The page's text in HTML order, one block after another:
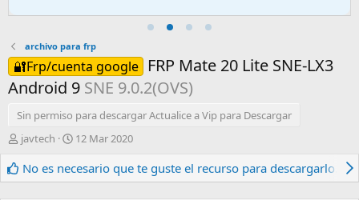
archivo para frp
🔐Frp/cuenta google
FRP Mate 20 Lite SNE-LX3
Android 9 SNE 9.0.2(OVS)
Sin permiso para descargar Actualice a Vip para Descargar
A
t
o
javtech
F
c
h
12 Mar 2020
No es necesario que te guste el recurso para descargarlo.